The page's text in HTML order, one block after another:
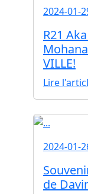
2024-01-
R21
VILLE!
Lire
2024-01-
de